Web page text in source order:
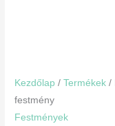
Kezdőlap /Termékek /
festmény
Festmények